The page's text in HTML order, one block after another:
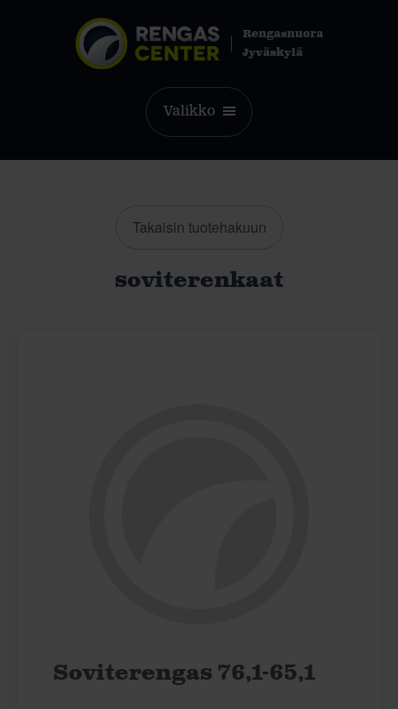
Rengasnuora
Jyväskylä
Valikko
Takaisin tuotehakuun
soviterenkaat
Soviterengas 76,1-65,1